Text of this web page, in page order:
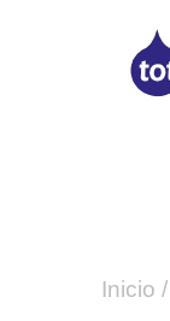
Inicio /